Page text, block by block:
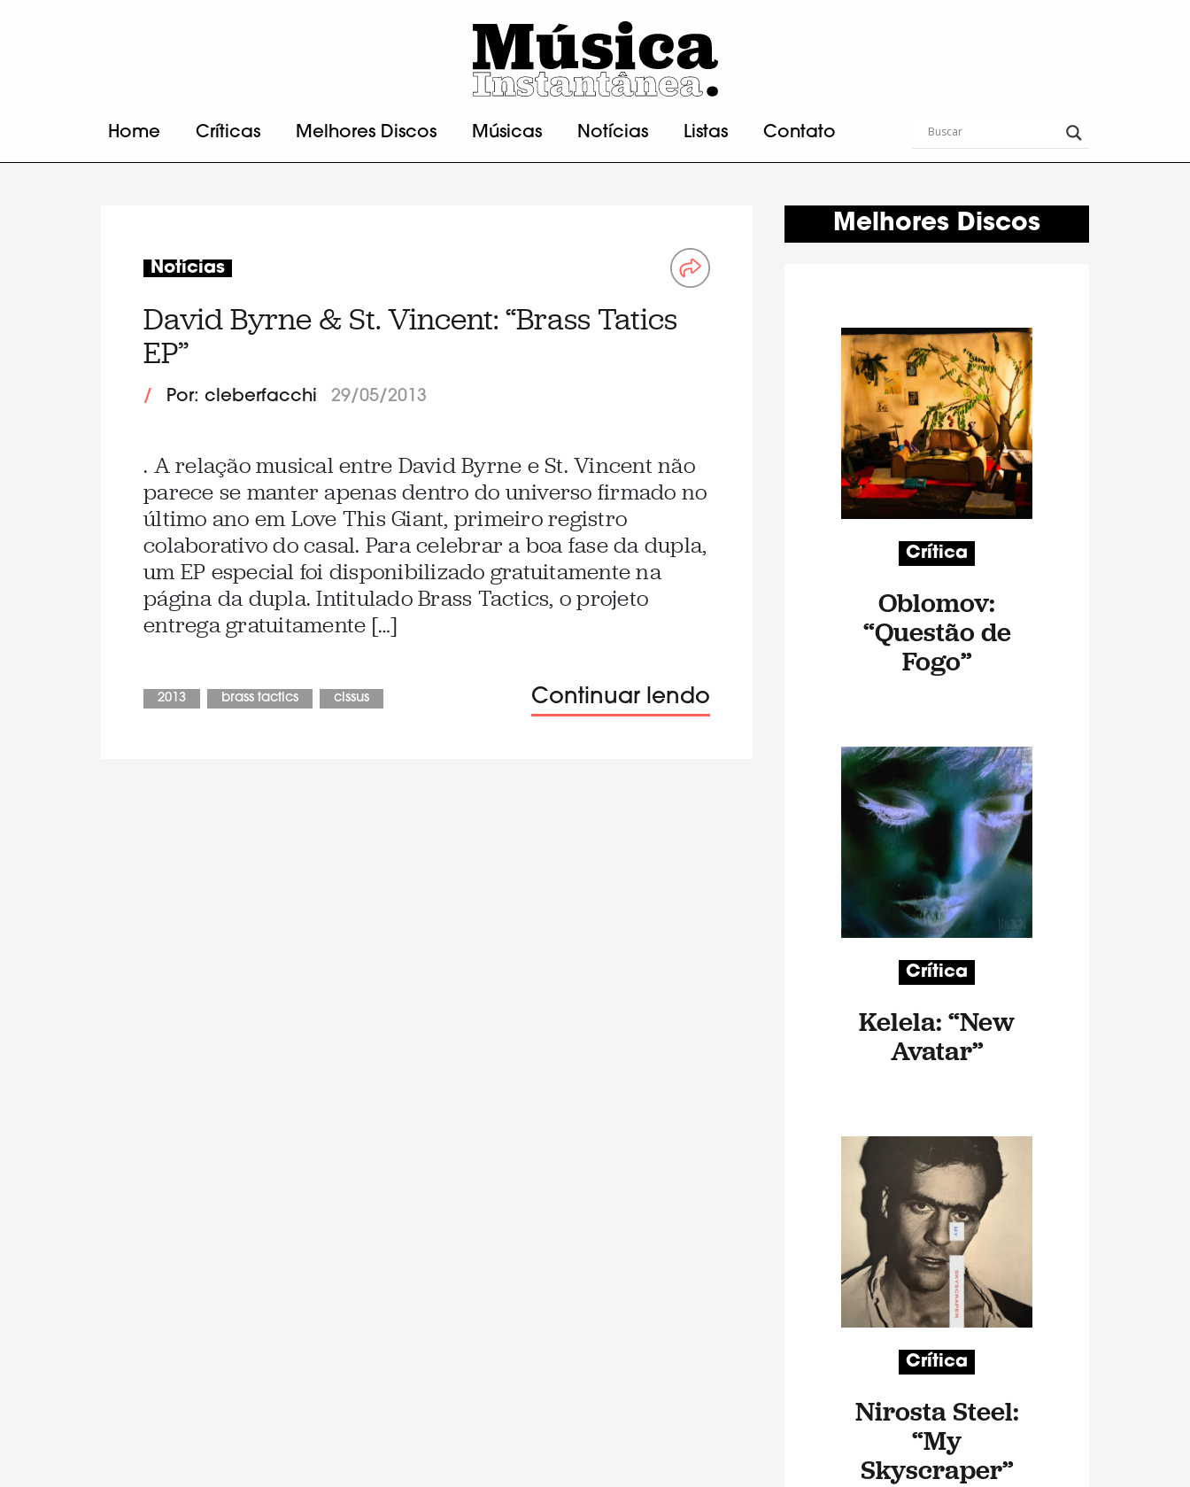
Home Críticas Melhores Discos Músicas Notícias Listas Contato
Notícias
David Byrne & St. Vincent: “Brass Tatics
EP”
/ Por: cleberfacchi 29/05/2013
. A relação musical entre David Byrne e St. Vincent não
parece se manter apenas dentro do universo firmado no
último ano em Love This Giant, primeiro registro
colaborativo do casal. Para celebrar a boa fase da dupla,
um EP especial foi disponibilizado gratuitamente na
página da dupla. Intitulado Brass Tactics, o projeto
entrega gratuitamente […]
2013 brass tactics cissus Continuar lendo
Melhores Discos
Crítica
Oblomov:
“Questão de
Fogo”
Crítica
Kelela: “New
Avatar”
Crítica
Nirosta Steel:
“My
Skyscraper”